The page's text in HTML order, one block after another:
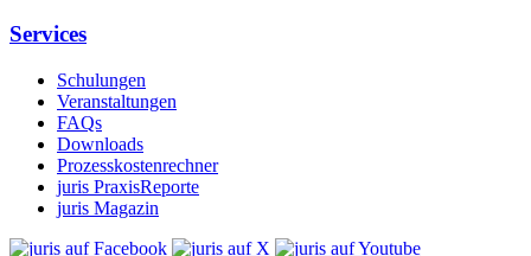
Services
Schulungen
Veranstaltungen
FAQs
Downloads
Prozesskostenrechner
juris PraxisReporte
juris Magazin